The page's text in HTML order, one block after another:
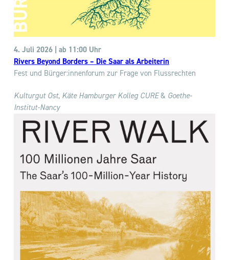
4. Juli 2026 | ab 11:00 Uhr
Rivers Beyond Borders – Die Saar als Arbeiterin
Fest und Bürger:innenforum zur Frage von Flussrechten
Kulturgut Ost, Käte Hamburger Kolleg CURE& Goethe-
Institut-Nancy